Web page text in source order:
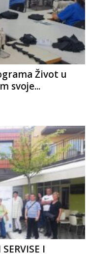
Život u
svoje...
I